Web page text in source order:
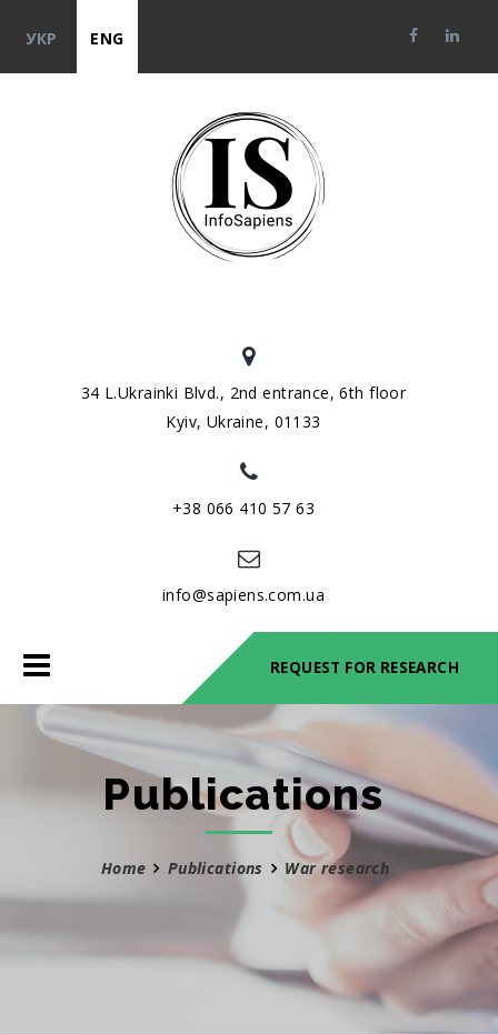
УКР ENG
34 L.Ukrainki Blvd., 2nd entrance, 6th floor
Kyiv, Ukraine, 01133
+38 066 410 57 63
info@sapiens.com.ua
Toggle
navigation
REQUEST FOR RESEARCH
Publications
Home Publications War research